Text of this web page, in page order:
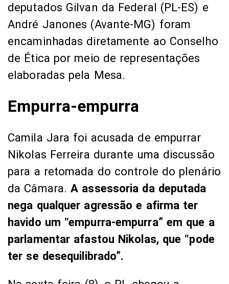
deputados Gilvan da Federal (PL-ES) e
André Janones (Avante-MG) foram
encaminhadas diretamente ao Conselho
de Ética por meio de representações
elaboradas pela Mesa.
Empurra-empurra
Camila Jara foi acusada de empurrar
Nikolas Ferreira durante uma discussão
para a retomada do controle do plenário
da Câmara.A assessoria da deputada
nega qualquer agressão e afirma ter
havido um “empurra-empurra” em que a
parlamentar afastou Nikolas, que “pode
ter se desequilibrado”.